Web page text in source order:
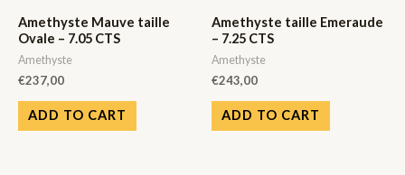
Amethyste Mauve taille
Ovale – 7.05 CTS
Amethyste
€237,00
ADD TO CART
Amethyste taille Emeraude
– 7.25 CTS
Amethyste
€243,00
ADD TO CART